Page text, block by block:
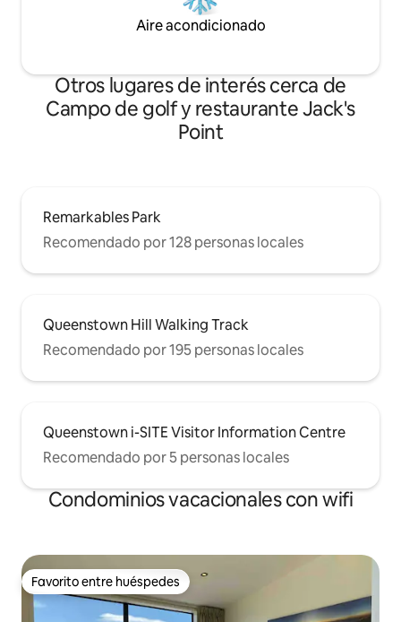
Aire acondicionado
Otros lugares de interés cerca de
Campo de golf y restaurante Jack's
Point
Remarkables Park
Recomendado por 128 personas locales
Queenstown Hill Walking Track
Recomendado por 195 personas locales
Queenstown i-SITE Visitor Information Centre
Recomendado por 5 personas locales
Condominios vacacionales con wifi
Favorito entre huéspedes
Favorito entre huéspedes